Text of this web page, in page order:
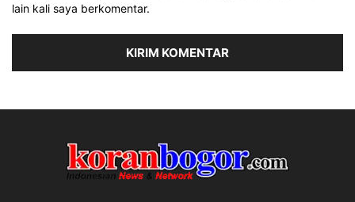
lain kali saya berkomentar.